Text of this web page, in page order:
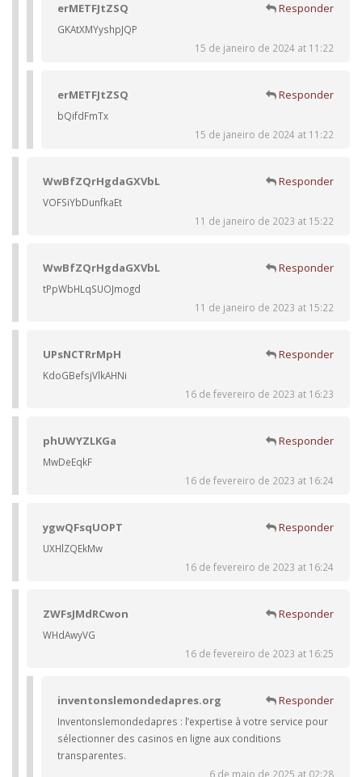
erMETFJtZSQ Responder
GKAtXMYyshpJQP
15 de janeiro de 2024 at 11:22
erMETFJtZSQ Responder
bQifdFmTx
15 de janeiro de 2024 at 11:22
WwBfZQrHgdaGXVbL Responder
VOFSiYbDunfkaEt
11 de janeiro de 2023 at 15:22
WwBfZQrHgdaGXVbL Responder
tPpWbHLqSUOJmogd
11 de janeiro de 2023 at 15:22
UPsNCTRrMpH Responder
KdoGBefsjVlkAHNi
16 de fevereiro de 2023 at 16:23
phUWYZLKGa Responder
MwDeEqkF
16 de fevereiro de 2023 at 16:24
ygwQFsqUOPT Responder
UXHlZQEkMw
16 de fevereiro de 2023 at 16:24
ZWFsJMdRCwon Responder
WHdAwyVG
16 de fevereiro de 2023 at 16:25
inventonslemondedapres.org Responder
Inventonslemondedapres : l’expertise à votre service pour
sélectionner des casinos en ligne aux conditions
transparentes.
6 de maio de 2025 at 02:28